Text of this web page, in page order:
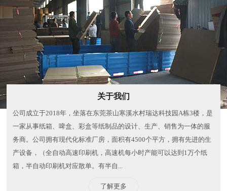
关于我们
公司成立于2018年，坐落在东莞茶山寒溪水村瑞达科技园A栋3楼，是
一家从事纸箱、啤盒、彩盒等纸制品的设计、生产、销售为一体的服
务商。公司拥有现代化标准厂房，面积有4500个平方，拥有先进的生
产设备，（全自动高速印刷机，高速机每小时产能可以达到1万个纸
箱，半自动印刷机对应散单。有半自...
了解更多